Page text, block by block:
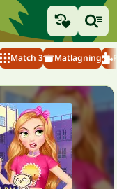
Match 3 Matlagning